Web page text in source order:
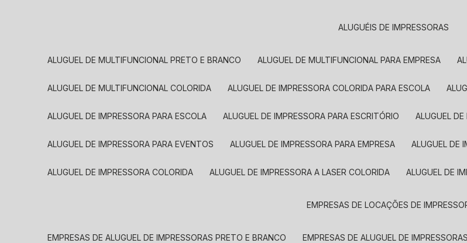
ALUGUÉIS DE IMPRESSORAS
ALUGUEL DE MULTIFUNCIONAL PRETO E BRANCO ALUGUEL DE MULTIFUNCIONAL PARA EMPRESA
ALUGUEL DE MULTIFUNCIONAL COLORIDA ALUGUEL DE IMPRESSORA COLORIDA PARA ESCOLA
ALUGUEL DE IMPRESSORA PARA ESCOLA ALUGUEL DE IMPRESSORA PARA ESCRITÓRIO ALUGUEL
ALUGUEL DE IMPRESSORA PARA EVENTOS ALUGUEL DE IMPRESSORA PARA EMPRESA ALUGUEL
ALUGUEL DE IMPRESSORA COLORIDA ALUGUEL DE IMPRESSORA A LASER COLORIDA ALUGUEL DE
EMPRESAS DE LOCAÇÕES DE
EMPRESAS DE ALUGUEL DE IMPRESSORAS PRETO E BRANCO EMPRESAS DE ALUGUEL DE